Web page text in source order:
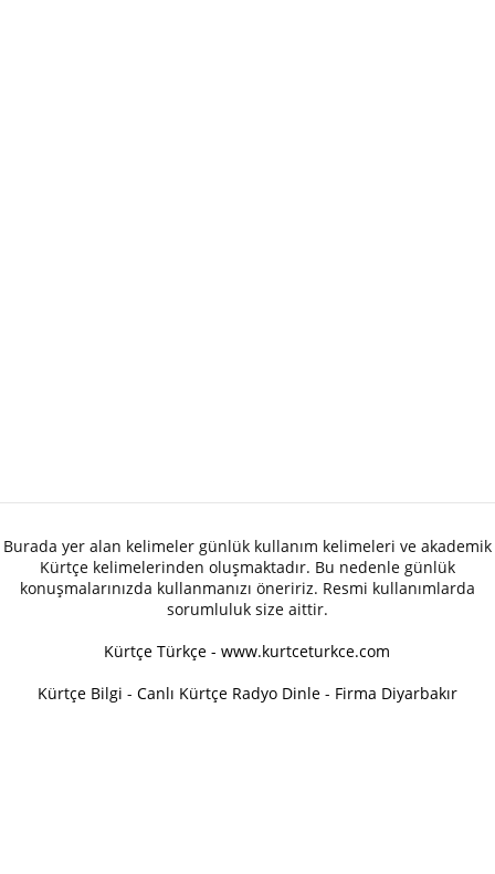
Burada yer alan kelimeler günlük kullanım kelimeleri ve akademik
Kürtçe kelimelerinden oluşmaktadır. Bu nedenle günlük
konuşmalarınızda kullanmanızı öneririz. Resmi kullanımlarda
sorumluluk size aittir.
Kürtçe Türkçe - www.kurtceturkce.com
Kürtçe Bilgi - Canlı Kürtçe Radyo Dinle - Firma Diyarbakır